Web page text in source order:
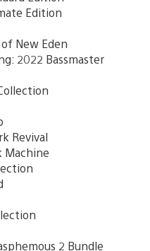
Edition
New Eden
2022 Bassmaster
Revival
Machine
2 Bundle